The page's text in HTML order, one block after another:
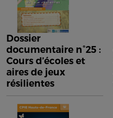
Dossier
documentaire n°25 :
Cours d’écoles et
aires de jeux
résilientes